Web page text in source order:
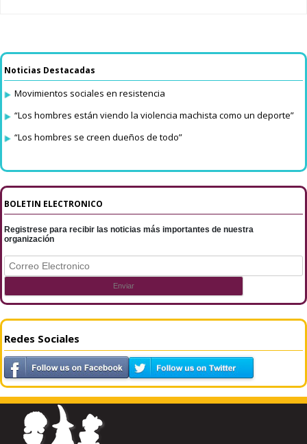
Noticias Destacadas
Movimientos sociales en resistencia
“Los hombres están viendo la violencia machista como un deporte”
“Los hombres se creen dueños de todo”
BOLETIN ELECTRONICO
Registrese para recibir las noticias más importantes de nuestra
organización
Redes Sociales